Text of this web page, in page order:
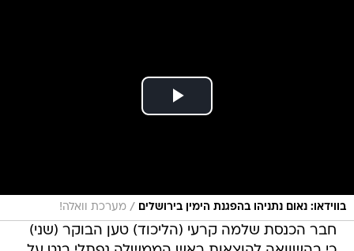
בווידאו: נאום נתניהו בהפגנת הימין בירושלים / מערכת וואלה!
חבר הכנסת שלמה קרעי (הליכוד) טען הבוקר (שני)